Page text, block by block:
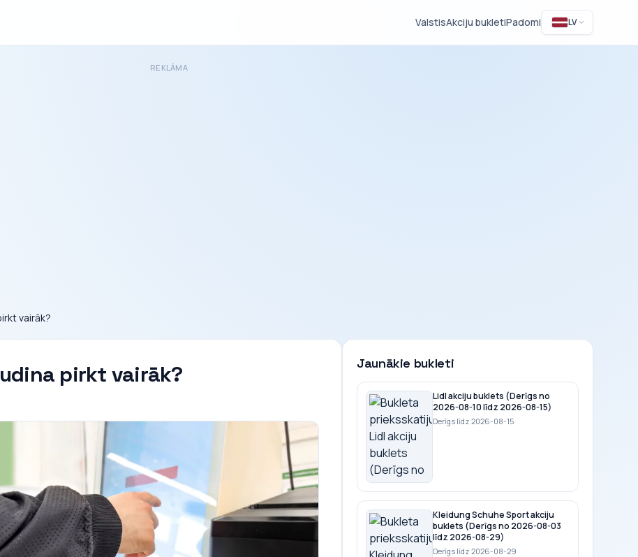
ValstisAkciju bukletiPadomi LV
REKLĀMA
vairāk?
pirkt vairāk? Jaunākie bukleti
Lidl akciju buklets (Derīgs no
2026-08-10 līdz 2026-08-15)
Derīgs līdz 2026-08-15
Kleidung Schuhe Sport akciju
buklets (Derīgs no 2026-08-03
līdz 2026-08-29)
Derīgs līdz 2026-08-29